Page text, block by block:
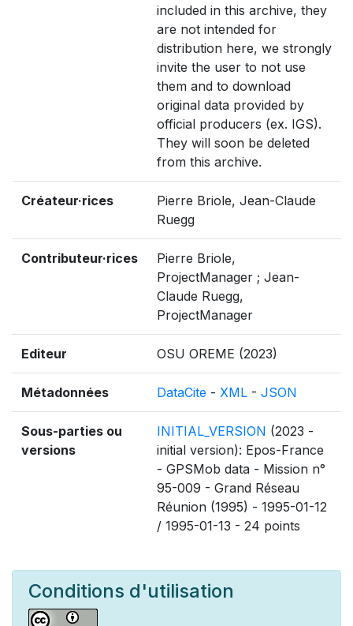
included in this archive, they
are not intended for
distribution here, we strongly
invite the user to not use
them and to download
original data provided by
official producers (ex. IGS).
They will soon be deleted
from this archive.
Créateur·rices
Pierre Briole, Jean-Claude
Ruegg
Contributeur·rices
Pierre Briole,
ProjectManager ; Jean-
Claude Ruegg,
ProjectManager
Editeur OSU OREME (2023)
Métadonnées DataCite - XML - JSON
Sous-parties ou
versions
INITIAL_VERSION (2023 -
initial version): Epos-France
- GPSMob data - Mission n°
95-009 - Grand Réseau
Réunion (1995) - 1995-01-12
/ 1995-01-13 - 24 points
Conditions d'utilisation